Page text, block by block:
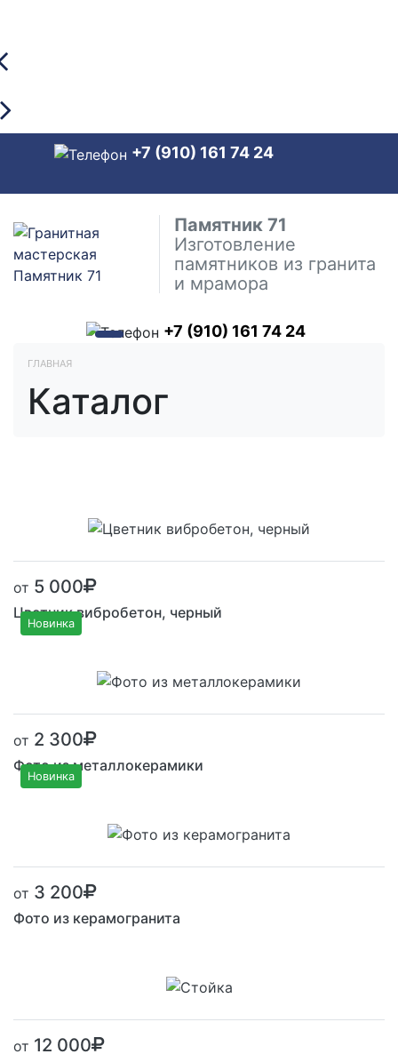
+7 (910) 161 74 24
Памятник 71
Изготовление
памятников из гранита
и мрамора
+7 (910) 161 74 24
ГЛАВНАЯ
Каталог
от 5 000
Цветник вибробетон, черный
Новинка
от 2 300
Фото из металлокерамики
Новинка
от 3 200
Фото из керамогранита
от 12 000